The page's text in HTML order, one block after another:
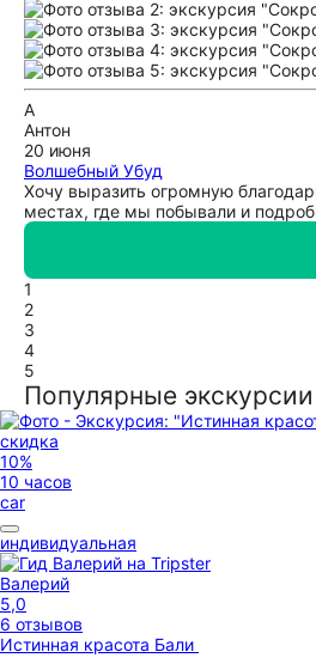
А
Антон
20 июня
Волшебный Убуд
Хочу выразить огромную
местах, где мы побывали и
1
2
3
4
5
Популярные
скидка
10%
10 часов
car
индивидуальная
Валерий
5,0
6 отзывов
Истинная красота Бали